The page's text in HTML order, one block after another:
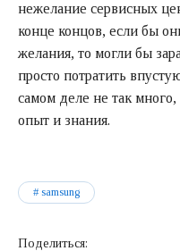
нежелание сервисных
конце концов, если бы
желания, то могли бы
просто потратить
самом деле не так
опыт и знания.
samsung
Поделиться: